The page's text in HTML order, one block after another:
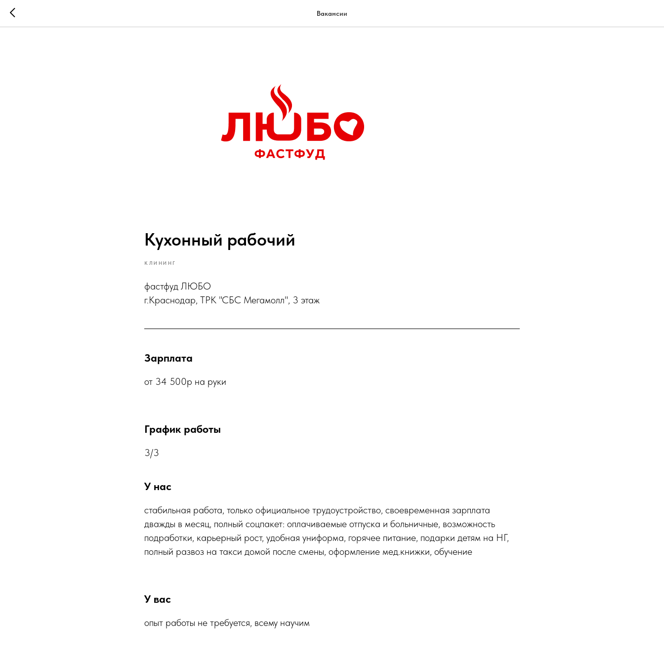
Вакансии
Кухонный рабочий
КЛИНИНГ
фастфуд ЛЮБО
г.Краснодар, ТРК "СБС Мегамолл", 3 этаж
Зарплата
от 34 500р на руки
График работы
3/3
У нас
стабильная работа, только официальное трудоустройство, своевременная зарплата
дважды в месяц, полный соцпакет: оплачиваемые отпуска и больничные, возможность
подработки, карьерный рост, удобная униформа, горячее питание, подарки детям на НГ,
полный развоз на такси домой после смены, оформление мед.книжки, обучение
У вас
опыт работы не требуется, всему научим